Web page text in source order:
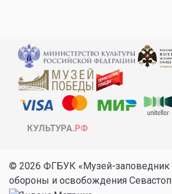
© 2026 ФГБУК «Музей-заповедник
обороны и освобождения